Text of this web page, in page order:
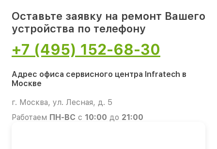
Оставьте заявку на ремонт Вашего
устройства по телефону
+7 (495) 152-68-30
Адрес офиса сервисного центра Infratech в
Москве
г. Москва, ул. Лесная, д. 5
Работаем ПН-ВС с 10:00 до 21:00